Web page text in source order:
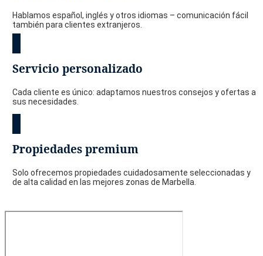
Hablamos español, inglés y otros idiomas – comunicación fácil
también para clientes extranjeros.
Servicio personalizado
Cada cliente es único: adaptamos nuestros consejos y ofertas a
sus necesidades.
Propiedades premium
Solo ofrecemos propiedades cuidadosamente seleccionadas y
de alta calidad en las mejores zonas de Marbella.